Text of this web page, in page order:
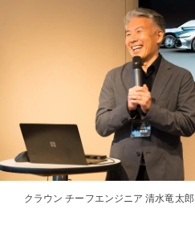
クラウン チーフエンジニア 清水竜太郎